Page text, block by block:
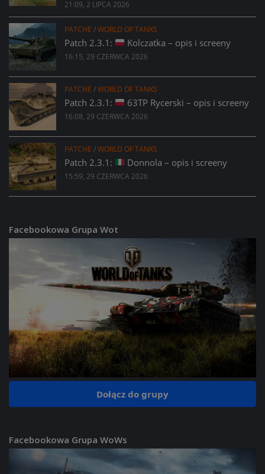
21:09, 2 LIPCA 2026
PATCHE /WORLD OF TANKS
Patch 2.3.1: Kolczatka – opis i screeny
16:15, 29 CZERWCA 2026
PATCHE /WORLD OF TANKS
Patch 2.3.1: 63TP Rycerski – opis i screeny
16:08, 29 CZERWCA 2026
PATCHE /WORLD OF TANKS
Patch 2.3.1: Donnola – opis i screeny
15:59, 29 CZERWCA 2026
Facebookowa Grupa Wot
Dołącz do grupy
Facebookowa Grupa WoWs